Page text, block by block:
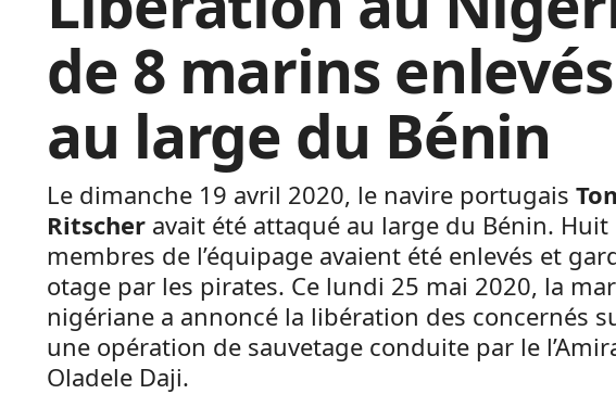
de 8 marins enlevés
au large du Bénin
Le dimanche 19 avril 2020, le navire portugais
Ritscher avait été attaqué au large du Bénin. Huit
membres de l’équipage avaient été enlevés et
otage par les pirates. Ce lundi 25 mai 2020, la
nigériane a annoncé la libération des concernés
une opération de sauvetage conduite par le
Oladele Daji.